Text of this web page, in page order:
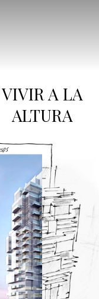
VIVIR A LA
ALTURA